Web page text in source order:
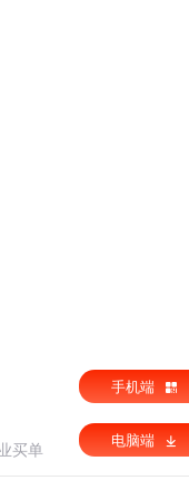
买单
手机端
电脑端